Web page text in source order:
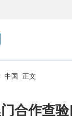
中国 正文
合作查